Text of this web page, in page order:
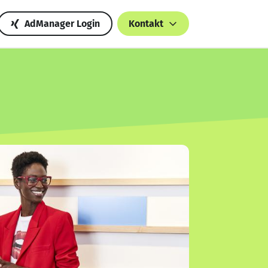
AdManager Login Kontakt